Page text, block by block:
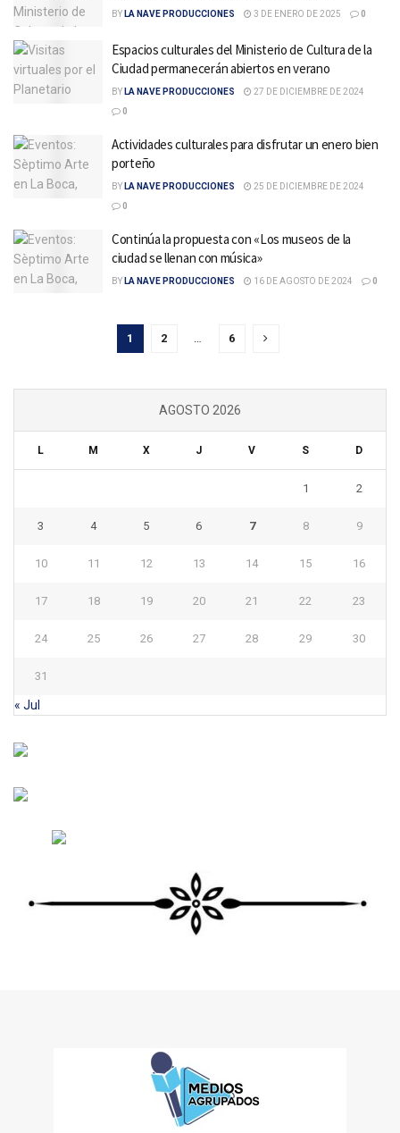
BY LA NAVE PRODUCCIONES 3 DE ENERO DE 2025 0
Espacios culturales del Ministerio de Cultura de la
Ciudad permanecerán abiertos en verano
BY LA NAVE PRODUCCIONES
27 DE DICIEMBRE DE 2024
0
Actividades culturales para disfrutar un enero bien
porteño
BY LA NAVE PRODUCCIONES
25 DE DICIEMBRE DE 2024
0
Continúa la propuesta con «Los museos de la
ciudad se llenan con música»
BY LA NAVE PRODUCCIONES 16 DE AGOSTO DE 2024 0
1 2 … 6
AGOSTO 2026
L M X J V S D
1 2
3 4 5 6 7 8 9
10 11 12 13 14 15 16
17 18 19 20 21 22 23
24 25 26 27 28 29 30
31
« Jul